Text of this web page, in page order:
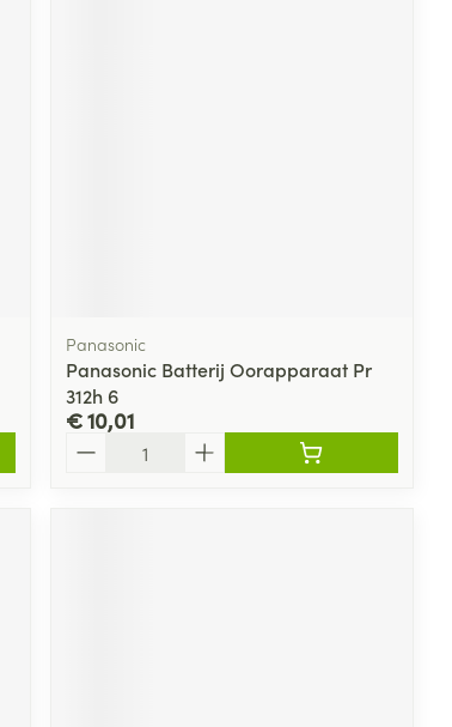
Panasonic
Panasonic Batterij Oorapparaat Pr
312h 6
€ 10,01